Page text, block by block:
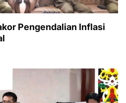
Pengendalian Inflasi